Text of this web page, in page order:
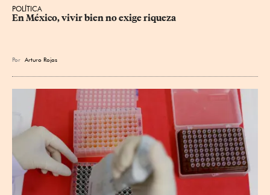
POLÍTICA
En México, vivir bien no exige riqueza
Por Arturo Rojas